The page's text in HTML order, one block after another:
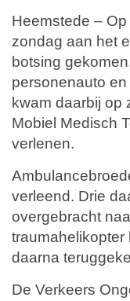
Heemstede –
zondag aan het
botsing
personenauto
kwam daarbij op
Mobiel Medisch
verlenen.
verleend. Drie
overgebracht
daarna
De Verkeers